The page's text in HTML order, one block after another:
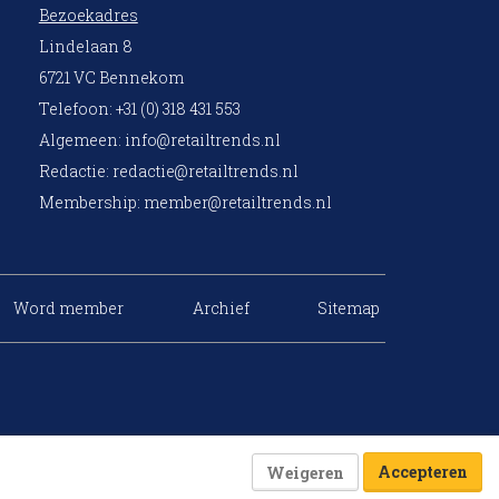
Bezoekadres
Lindelaan 8
6721 VC Bennekom
Telefoon: +31 (0) 318 431 553
Algemeen: info@retailtrends.nl
Redactie: redactie@retailtrends.nl
Membership: member@retailtrends.nl
Word member Archief Sitemap
Weigeren Accepteren